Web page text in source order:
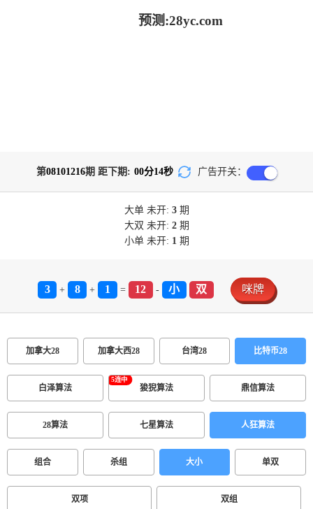
预测:28yc.com
第08101216期 距下期: 00分14秒 广告开关：
大单 未开: 3期
大双 未开: 2期
小单 未开: 1期
3 + 8 + 1 = 12 - 小 双 咪牌
加拿大28 加拿大西28 台湾28 比特币28
白泽算法 狻猊算法 鼎信算法
28算法 七星算法 人狂算法
组合 杀组 大小 单双
双项 双组